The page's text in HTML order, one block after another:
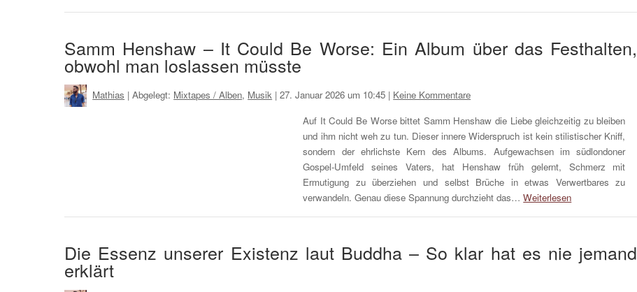
Samm Henshaw – It Could Be Worse: Ein Album über das Festhalten,
obwohl man loslassen müsste
Mathias | Abgelegt: Mixtapes / Alben, Musik |27. Januar 2026 um 10:45 | Keine Kommentare
Auf It Could Be Worse bittet Samm Henshaw die Liebe gleichzeitig zu bleiben
und ihm nicht weh zu tun. Dieser innere Widerspruch ist kein stilistischer Kniff,
sondern der ehrlichste Kern des Albums. Aufgewachsen im süd­londoner
Gospel-Umfeld seines Vaters, hat Henshaw früh gelernt, Schmerz mit
Ermutigung zu überziehen und selbst Brüche in etwas Verwertbares zu
verwandeln. Genau diese Spannung durchzieht das…Weiterlesen
Die Essenz unserer Existenz laut Buddha – So klar hat es nie jemand
erklärt